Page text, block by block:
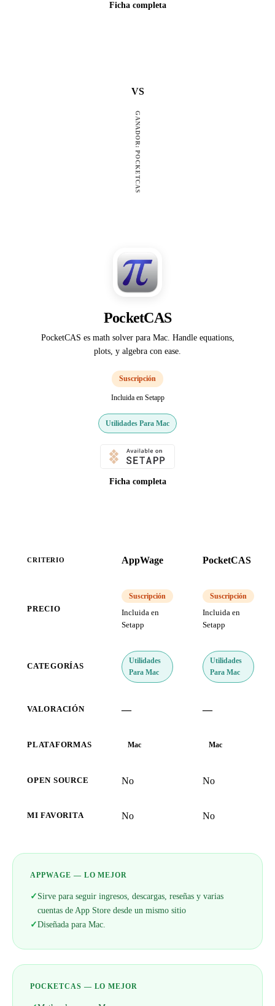
Ficha completa
VS
GANADOR: POCKETCAS
PocketCAS
PocketCAS es math solver para Mac. Handle equations,
plots, y algebra con ease.
Suscripción
Incluida en Setapp
Utilidades Para Mac
Ficha completa
CRITERIO AppWage PocketCAS
PRECIO
Suscripción
Incluida en
Setapp
Suscripción
Incluida en
Setapp
CATEGORÍAS
Utilidades
Para Mac
Utilidades
Para Mac
VALORACIÓN — —
PLATAFORMAS Mac Mac
OPEN SOURCE No No
MI FAVORITA No No
APPWAGE — LO MEJOR
✓Sirve para seguir ingresos, descargas, reseñas y varias
cuentas de App Store desde un mismo sitio
✓Diseñada para Mac.
POCKETCAS — LO MEJOR